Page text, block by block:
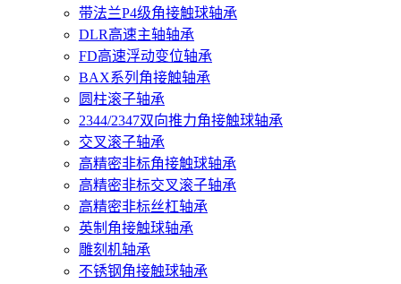
带法兰P4级角接触球轴承
DLR高速主轴轴承
FD高速浮动变位轴承
BAX系列角接触轴承
圆柱滚子轴承
2344/2347双向推力角接触球轴承
交叉滚子轴承
高精密非标角接触球轴承
高精密非标交叉滚子轴承
高精密非标丝杠轴承
英制角接触球轴承
雕刻机轴承
不锈钢角接触球轴承